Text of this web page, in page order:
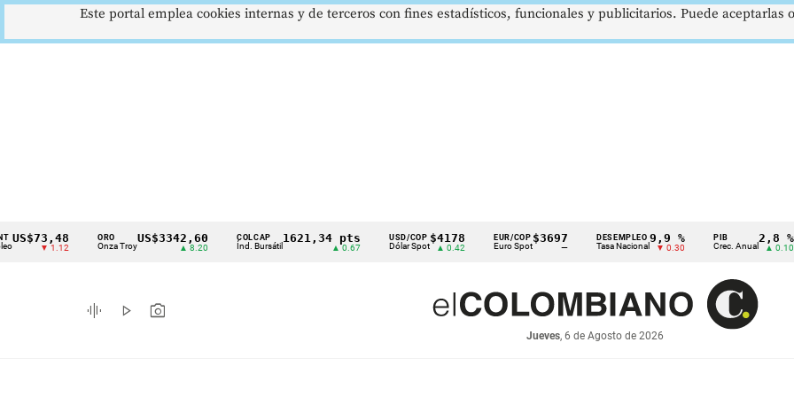
Cintillo
indicadores
económicos
▼ 1.12
ORO
Onza Troy
US$3342,60 COLCAP
Índ. Bursátil
1621,34 pts USD/COP
Dólar Spot
$4178
▲ 0.42
EUR/COP
Euro Spot
$3697
—
DESEMPLEO
Tasa Nacional
9,9 %
▼ 0.30
PIB
Crec. Anual
2,8 %
▲ 0.10
graphic_eq play_arrow photo_camera
Jueves, 6 de Agosto de 2026
Este portal emplea cookies internas y de terceros con fines estadísticos, funcionales y publicitarios. Puede aceptarlas